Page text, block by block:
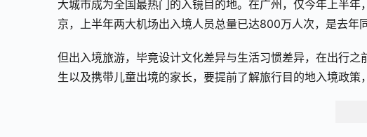
大城市成为全国最热门的入镜目的地。在广州，仅今年上半
京，上半年两大机场出入境人员总量已达800万人次，是去年
但出入境旅游，毕竟设计文化差异与生活习惯差异，在出行
生以及携带儿童出境的家长，要提前了解旅行目的地入境政策